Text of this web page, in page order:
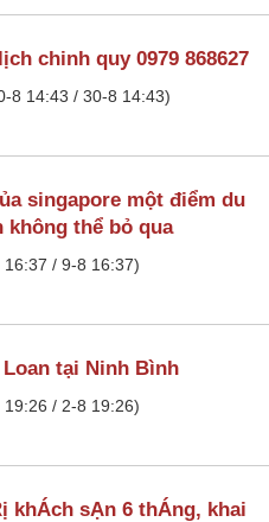
chinh quy 0979 868627
8 14:43 / 30-8 14:43)
singapore một điểm du
không thể bỏ qua
16:37 / 9-8 16:37)
tại Ninh Bình
19:26 / 2-8 19:26)
khÁch sẠn 6 thÁng, khai